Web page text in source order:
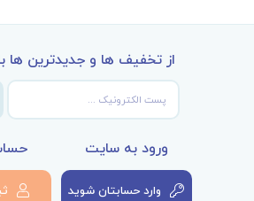
از تخفیف ها و جدیدترین ها
ورود به سایت
وارد حسابتان شوید